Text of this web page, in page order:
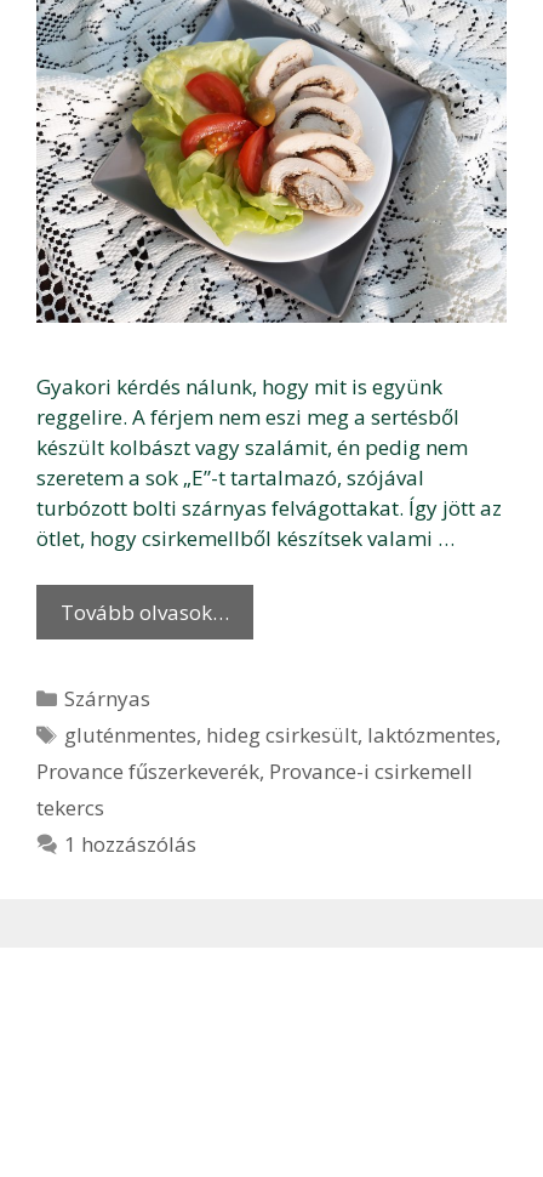
Gyakori kérdés nálunk, hogy mit is együnk
reggelire. A férjem nem eszi meg a sertésből
készült kolbászt vagy szalámit, én pedig nem
szeretem a sok „E”-t tartalmazó, szójával
turbózott bolti szárnyas felvágottakat. Így jött az
ötlet, hogy csirkemellből készítsek valami …
Tovább olvasok…
Kategória
Szárnyas
Címkék
gluténmentes, hideg csirkesült, laktózmentes,
Provance fűszerkeverék, Provance-i csirkemell
tekercs
1 hozzászólás